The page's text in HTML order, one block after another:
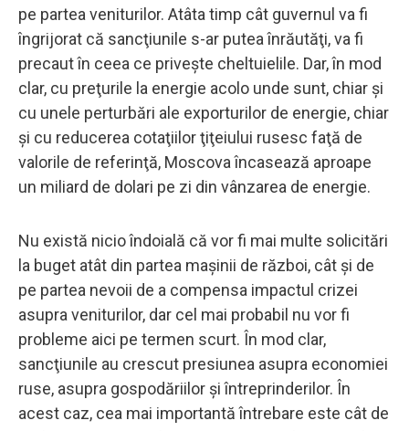
pe partea veniturilor. Atâta timp cât guvernul va fi
îngrijorat că sancţiunile s-ar putea înrăutăţi, va fi
precaut în ceea ce priveşte cheltuielile. Dar, în mod
clar, cu preţurile la energie acolo unde sunt, chiar şi
cu unele perturbări ale exporturilor de energie, chiar
şi cu reducerea cotaţiilor ţiţeiului rusesc faţă de
valorile de referinţă, Moscova încasează aproape
un miliard de dolari pe zi din vânzarea de energie.
Nu există nicio îndoială că vor fi mai multe solicitări
la buget atât din partea maşinii de război, cât şi de
pe partea nevoii de a compensa impactul crizei
asupra veniturilor, dar cel mai probabil nu vor fi
probleme aici pe termen scurt. În mod clar,
sancţiunile au crescut presiunea asupra economiei
ruse, asupra gospodăriilor şi întreprinderilor. În
acest caz, cea mai importantă întrebare este cât de